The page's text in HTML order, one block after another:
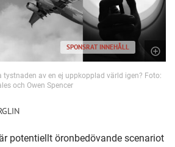
SPONSRAT INNEHÅLL
tystnaden av en ej uppkopplad värld igen? Foto:
och Owen Spencer
potentiellt öronbedövande scenariot